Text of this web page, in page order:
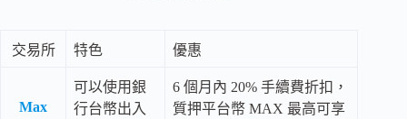
交易所 特色 優惠
Max
可以使用銀
行台幣出入
6 個月內 20% 手續費折扣，
質押平台幣 MAX 最高可享